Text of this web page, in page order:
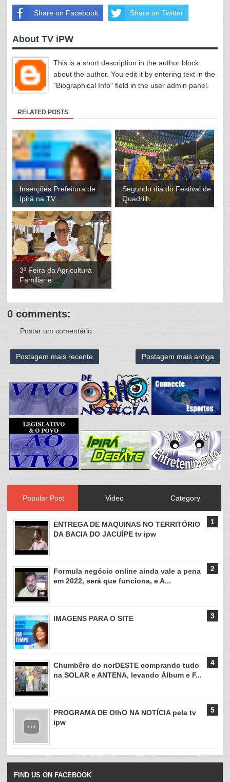
Share on Facebook Share on Twitter
About TV iPW
This is a short description in the author block
about the author. You edit it by entering text in the
"Biographical Info" field in the user admin panel.
RELATED POSTS
Inserções Prefeitura de
Ipirá na TV...
Segundo dia do Festival de
Quadrilh...
3ª Feira da Agricultura
Familiar e ...
0 comments:
Postar um comentário
Postagem mais recente Postagem mais antiga
Popular Post Video Category
ENTREGA DE MAQUINAS NO TERRITÓRIO
DA BACIA DO JACUÍPE tv ipw
Formula negócio online ainda vale a pena
em 2022, será que funciona, e A...
IMAGENS PARA O SITE
Chumbêro do norDESTE comprando tudo
na SOLAR e ANTENA, levando Álbum e F...
PROGRAMA DE OlhO NA NOTÍCIA pela tv
ipw
FIND US ON FACEBOOK